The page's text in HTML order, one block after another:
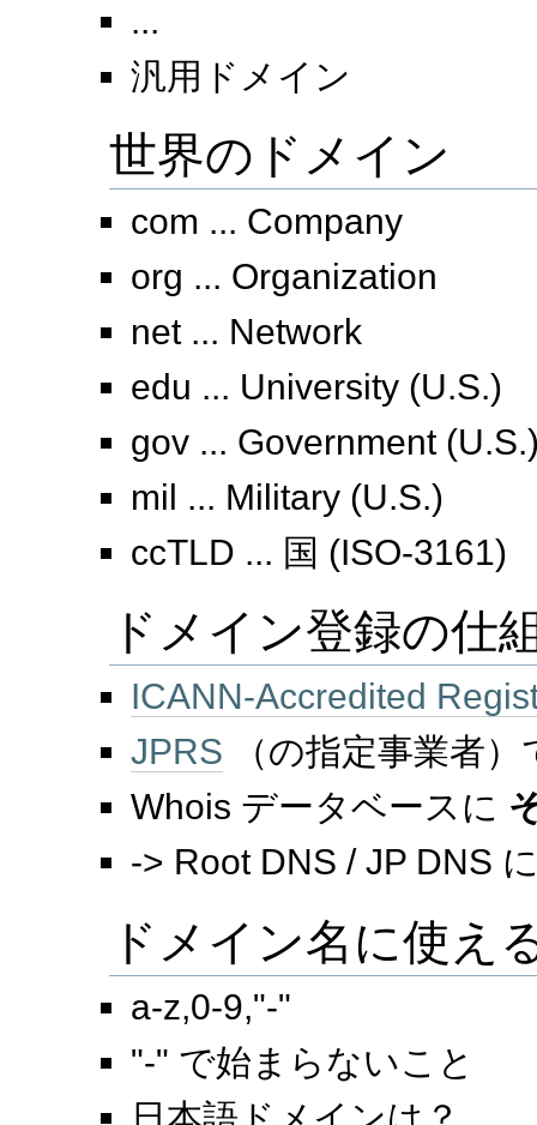
...
汎用ドメイン
世界のドメイン
com ... Company
org ... Organization
net ... Network
edu ... University (U.S.)
gov ... Government
mil ... Military (U.S.)
ccTLD ... 国 (ISO-3161)
ドメイン登録の仕
ICANN-Accredited
JPRS （の指定事業者）
Whois データベースに
-> Root DNS / JP DNS
ドメイン名に使え
a-z,0-9,"-"
"-" で始まらないこと
日本語ドメインは？